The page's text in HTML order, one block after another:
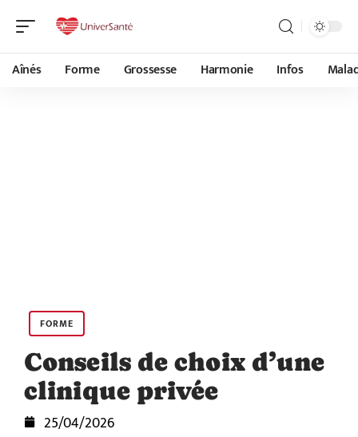
Aînés Forme Grossesse Harmonie Infos
FORME
Conseils de choix d’une
clinique privée
25/04/2026